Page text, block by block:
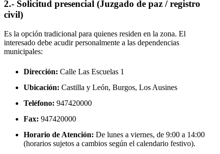
2.- Solicitud presencial (Juzgado de paz / registro
civil)
Es la opción tradicional para quienes residen en la zona. El
interesado debe acudir personalmente a las dependencias
municipales:
Dirección: Calle Las Escuelas 1
Ubicación: Castilla y León, Burgos, Los Ausines
Teléfono: 947420000
Fax: 947420000
Horario de Atención: De lunes a viernes, de 9:00 a 14:00
(horarios sujetos a cambios según el calendario festivo).